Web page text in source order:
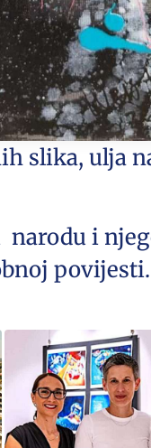
slika, ulja
narodu i
povijesti.